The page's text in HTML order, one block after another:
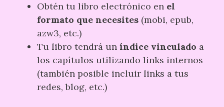
Obtén tu libro electrónico en el
formato que necesites (mobi, epub,
azw3, etc.)
Tu libro tendrá un índice vinculado a
los capítulos utilizando links internos
(también posible incluir links a tus
redes, blog, etc.)